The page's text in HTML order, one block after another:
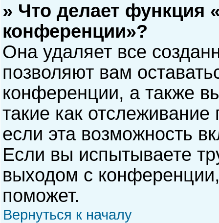
» Что делает функция
конференции»?
Она удаляет все
позволяют вам
конференции, а также
такие как
если эта возможность
Если вы испытываете
выходом с
поможет.
Вернуться к началу